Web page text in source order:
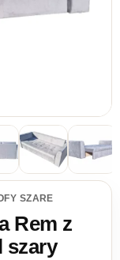
SZARE
Rem z
szary